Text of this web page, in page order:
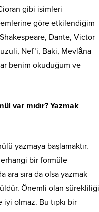
gibi isimleri
göre etkilendiğim
Dante, Victor
Nef’i, Baki, Mevlâna
benim okuduğum ve
var mıdır? Yazmak
yazmaya başlamaktır.
bir formüle
ara sıra da olsa yazmak
Önemli olan sürekliliği
olmaz. Bu tıpkı bir